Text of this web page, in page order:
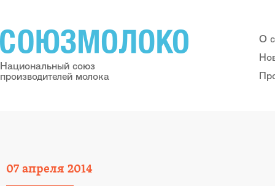
Национальный союз
производителей молока
О
07апреля 2014